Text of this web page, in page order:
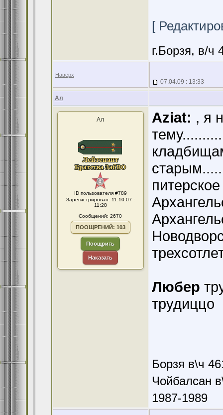
[
г.Борзя, в/ч
Наверх
07.04.09 : 13:33
Ал
Ал
ID пользователя #789
Зарегистрирован: 11.10.07 :
11:28
Сообщений: 2670
ПООЩРЕНИЙ: 103
Поощрить
Наказать
Aziat: , я
Любер
трудиццо
Борзя в\ч
Чойбалсан
1987-1989